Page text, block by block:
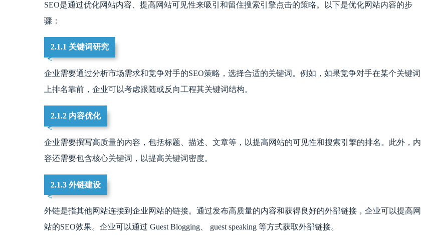
SEO是通过优化网站内容、提高网站可见性来吸引和留住搜索引擎点击的策略。以下是优化网站内容的步
骤：
2.1.1 关键词研究
企业需要通过分析市场需求和竞争对手的SEO策略，选择合适的关键词。例如，如果竞争对手在某个关键词
上排名靠前，企业可以考虑跟随或反向工程其关键词结构。
2.1.2 内容优化
企业需要撰写高质量的内容，包括标题、描述、文章等，以提高网站的可见性和搜索引擎的排名。此外，内
容还需要包含核心关键词，以提高关键词密度。
2.1.3 外链建设
外链是指其他网站连接到企业网站的链接。通过发布高质量的内容和获得良好的外部链接，企业可以提高网
站的SEO效果。企业可以通过 Guest Blogging、 guest speaking 等方式获取外部链接。